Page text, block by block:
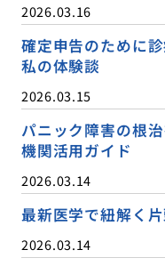
2026.03.16
確定申告のために
私の体験談
2026.03.15
パニック障害の根
機関活用ガイド
2026.03.14
最新医学で紐解く
2026.03.14